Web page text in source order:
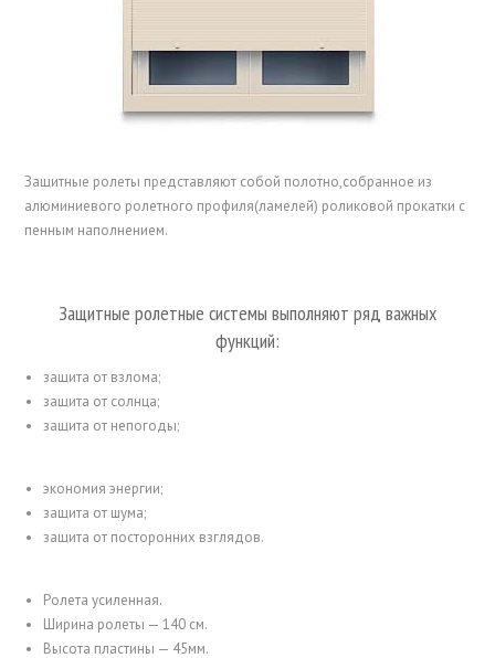
Защитные ролеты представляют собой полотно,собранное из
алюминиевого ролетного профиля(ламелей) роликовой прокатки с
пенным наполнением.
Защитные ролетные системы выполняют ряд важных
функций:
защита от взлома;
защита от солнца;
защита от непогоды;
экономия энергии;
защита от шума;
защита от посторонних взглядов.
Ролета усиленная.
Ширина ролеты — 140 см.
Высота пластины — 45мм.